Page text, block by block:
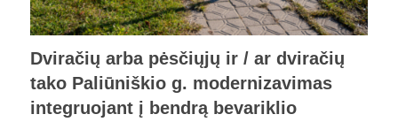
Dviračių arba pėsčiųjų ir / ar dviračių
tako Paliūniškio g. modernizavimas
integruojant į bendrą bevariklio